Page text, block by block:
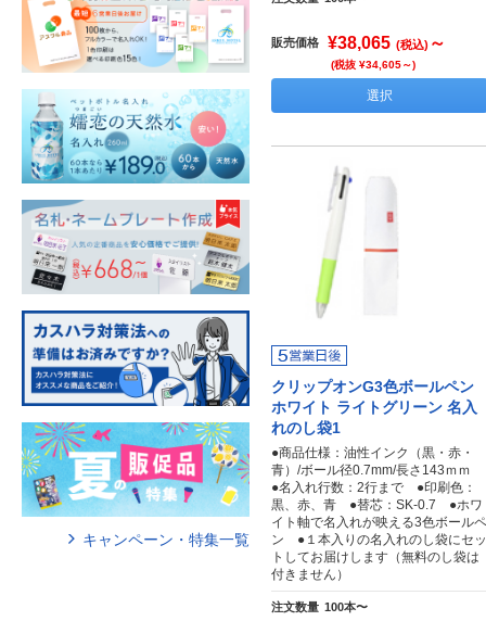
販売価格 ¥38,065 (税込) ～
(税抜 ¥34,605～)
選択
クリップオンG3色ボールペン
ホワイト ライトグリーン 名入
れのし袋1
●商品仕様：油性インク（黒・赤・
青）/ボール径0.7mm/長さ143ｍｍ
●名入れ行数：2行まで ●印刷色：
黒、赤、青 ●替芯：SK-0.7 ●ホワ
イト軸で名入れが映える3色ボールペ
ン ●１本入りの名入れのし袋にセッ
トしてお届けします（無料のし袋は
付きません）
注文数量 100本〜
キャンペーン・特集一覧